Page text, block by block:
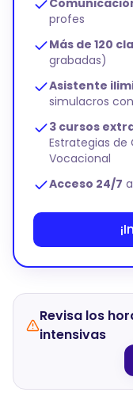
profes
Más de 120
grabadas)
Asistente
simulacros
3 cursos
Estrategias de
Vocacional
Acceso 24/7
Revisa los
intensivas